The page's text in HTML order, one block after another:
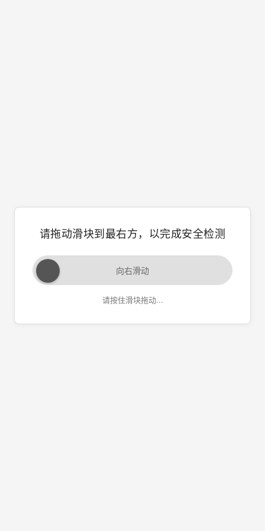
请拖动滑块到最右方，以完成安全检测
向右滑动
请按住滑块拖动...